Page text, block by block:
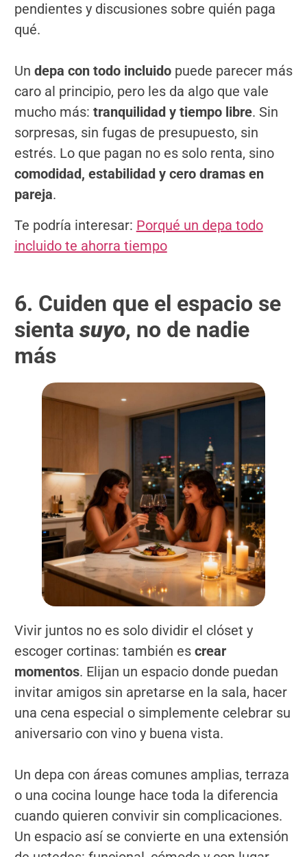
pendientes y discusiones sobre quién paga
qué.
Un depa con todo incluidopuede parecer más
caro al principio, pero les da algo que vale
mucho más: tranquilidad y tiempo libre. Sin
sorpresas, sin fugas de presupuesto, sin
estrés. Lo que pagan no es solo renta, sino
comodidad, estabilidad y cero dramas en
pareja.
Te podría interesar: Porqué un depa todo
incluido te ahorra tiempo
6. Cuiden que el espacio se
sienta suyo, no de nadie
más
Vivir juntos no es solo dividir el clóset y
escoger cortinas: también es crear
momentos. Elijan un espacio donde puedan
invitar amigos sin apretarse en la sala, hacer
una cena especial o simplemente celebrar su
aniversario con vino y buena vista.
Un depa con áreas comunes amplias, terraza
o una cocina lounge hace toda la diferencia
cuando quieren convivir sin complicaciones.
Un espacio así se convierte en una extensión